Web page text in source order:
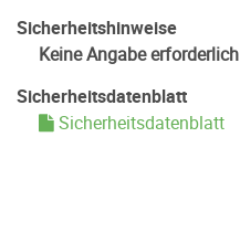
Sicherheitshinweise
Keine Angabe erforderlich
Sicherheitsdatenblatt
Sicherheitsdatenblatt